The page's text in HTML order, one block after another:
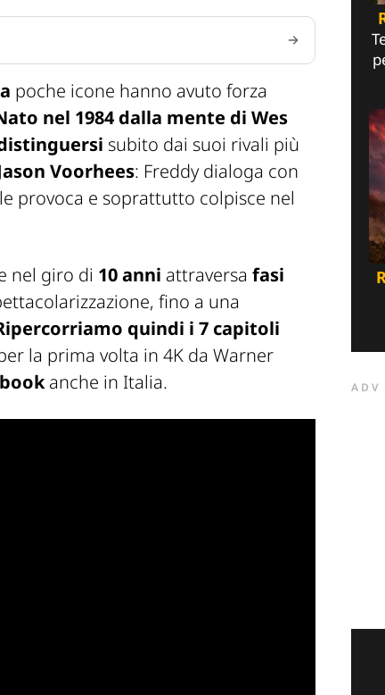
poche icone hanno avuto forza
nel 1984 dalla mente di Wes
subito dai suoi rivali più
Voorhees: Freddy dialoga con
provoca e soprattutto colpisce nel
nel giro di 10 anni attraversa fasi
fino a una
quindi i 7 capitoli
la prima volta in 4K da Warner
anche in Italia. ADV